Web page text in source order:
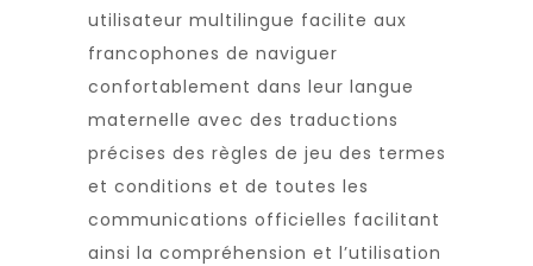
utilisateur multilingue facilite aux
francophones de naviguer
confortablement dans leur langue
maternelle avec des traductions
précises des règles de jeu des termes
et conditions et de toutes les
communications officielles facilitant
ainsi la compréhension et l’utilisation